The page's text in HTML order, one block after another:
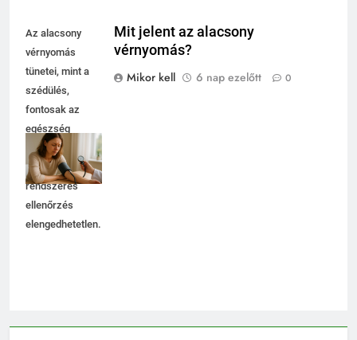
Az alacsony
vérnyomás
tünetei, mint a
szédülés,
fontosak az
egészség
megőrzésében,
ezért a
rendszeres
ellenőrzés
elengedhetetlen.
Mit jelent az alacsony
vérnyomás?
Mikor kell
6 nap ezelőtt 0